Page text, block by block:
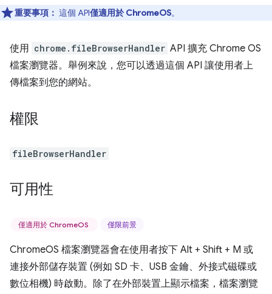
重要事項： 這個 API僅適用於 ChromeOS。
使用 chrome.fileBrowserHandler API 擴充 Chrome OS
檔案瀏覽器。舉例來說，您可以透過這個 API 讓使用者上
傳檔案到您的網站。
權限
fileBrowserHandler
可用性
僅適用於 ChromeOS 僅限前景
ChromeOS 檔案瀏覽器會在使用者按下 Alt + Shift + M 或
連接外部儲存裝置 (例如 SD 卡、USB 金鑰、外接式磁碟或
數位相機) 時啟動。除了在外部裝置上顯示檔案，檔案瀏覽